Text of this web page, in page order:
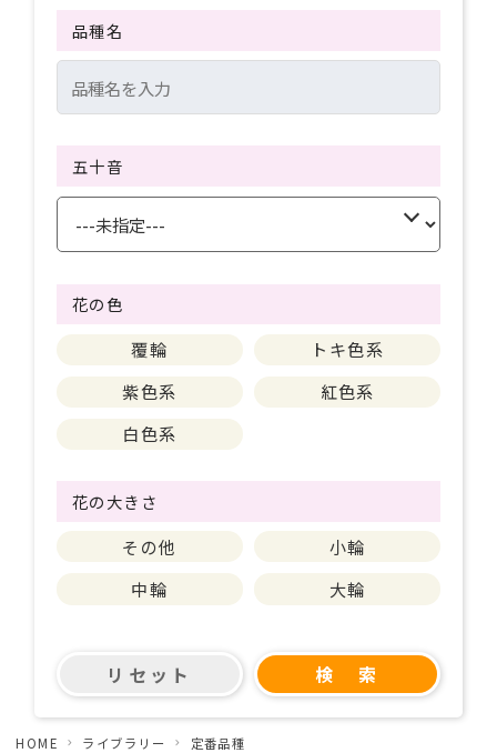
品種名
五十音
花の色
覆輪
トキ色系
紫色系
紅色系
白色系
花の大きさ
その他
小輪
中輪
大輪
HOME ライブラリー 定番品種